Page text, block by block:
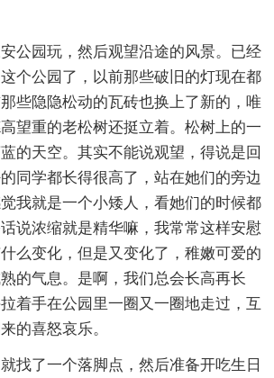
公园玩，然后观望沿途的风景。已经
个公园了，以前那些破旧的灯现在都
些隐隐松动的瓦砖也换上了新的，唯
望重的老松树还挺立着。松树上的一
的天空。其实不能说观望，得说是回
同学都长得很高了，站在她们的旁边
我就是一个小矮人，看她们的时候都
说浓缩就是精华嘛，我常常这样安慰
么变化，但是又变化了，稚嫩可爱的
的气息。是啊，我们总会长高再长
着手在公园里一圈又一圈地走过，互
的喜怒哀乐。
找了一个落脚点，然后准备开吃生日